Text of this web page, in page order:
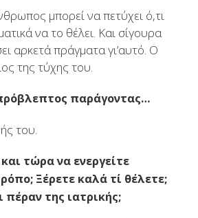
μπορεί να πετύχει ό,τι
να το θέλει. Και σίγουρα
αρκετά πράγματα γι’αυτό. Ο
της τύχης του.
παράγοντας…
του.
τώρα να ενεργείτε
Ξέρετε καλά τί θέλετε;
πέραν της ιατρικής;